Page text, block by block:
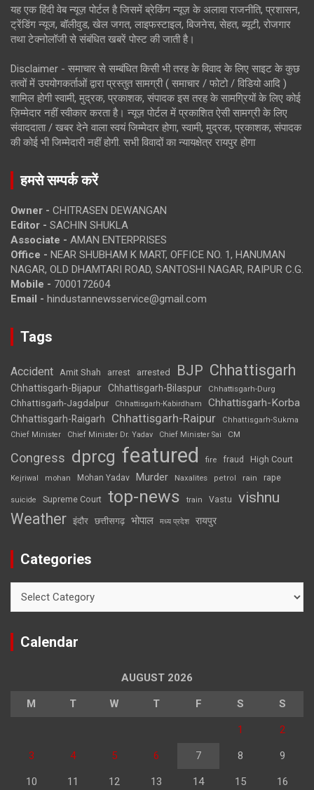
यह एक हिंदी वेब न्यूज़ पोर्टल है जिसमें ब्रेकिंग न्यूज़ के अलावा राजनीति, प्रशासन,
ट्रेंडिंग न्यूज, बॉलीवुड, खेल जगत, लाइफस्टाइल, बिजनेस, सेहत, ब्यूटी, रोजगार
तथा टेक्नोलॉजी से संबंधित खबरें पोस्ट की जाती है।
Disclaimer - समाचार से सम्बंधित किसी भी तरह के विवाद के लिए साइट के कुछ
तत्वों में उपयोगकर्ताओं द्वारा प्रस्तुत सामग्री ( समाचार / फोटो / विडियो आदि )
शामिल होगी स्वामी, मुद्रक, प्रकाशक, संपादक इस तरह के सामग्रियों के लिए कोई
ज़िम्मेदार नहीं स्वीकार करता है। न्यूज़ पोर्टल में प्रकाशित ऐसी सामग्री के लिए
संवाददाता / खबर देने वाला स्वयं जिम्मेदार होगा, स्वामी, मुद्रक, प्रकाशक, संपादक
की कोई भी जिम्मेदारी नहीं होगी. सभी विवादों का न्यायक्षेत्र रायपुर होगा
हमसे सम्पर्क करें
Owner - CHITRASEN DEWANGAN
Editor - SACHIN SHUKLA
Associate - AMAN ENTERPRISES
Office - NEAR SHUBHAM K MART, OFFICE NO. 1, HANUMAN
NAGAR, OLD DHAMTARI ROAD, SANTOSHI NAGAR, RAIPUR C.G.
Mobile - 7000172604
Email - hindustannewsservice@gmail.com
Tags
Accident Amit Shah arrest arrested BJP Chhattisgarh
Chhattisgarh-Bijapur Chhattisgarh-Bilaspur Chhattisgarh-Durg
Chhattisgarh-Jagdalpur Chhattisgarh-Kabirdham Chhattisgarh-Korba
Chhattisgarh-Raigarh Chhattisgarh-Raipur
Chhattisgarh-Sukma
Chief Minister
Chief Minister Dr. Yadav Chief Minister Sai CM
Congress dprcg featured fire fraud High Court
Kejriwal mohan Mohan Yadav Murder Naxalites petrol rain rape
suicide Supreme Court top-news train Vastu vishnu
Weather इंदौर छत्तीसगढ़ भोपाल मध्य प्रदेश रायपुर
Categories
Calendar
AUGUST 2026
M T W T F S S
1 2
3 4 5 6 7 8 9
10 11 12 13 14 15 16